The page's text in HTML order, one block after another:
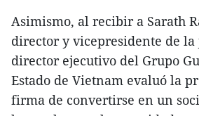
Asimismo, al recibir a Sarath
director y vicepresidente de
director ejecutivo del Grupo
Estado de Vietnam evaluó la
firma de convertirse en un